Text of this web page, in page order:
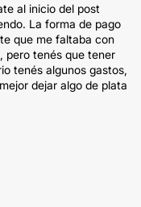
al inicio del post
La forma de pago
que me faltaba con
pero tenés que tener
tenés algunos gastos,
dejar algo de plata